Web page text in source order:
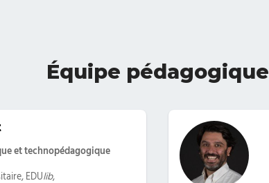
Équipe pédagogique
et technopédagogique
EDUlib,